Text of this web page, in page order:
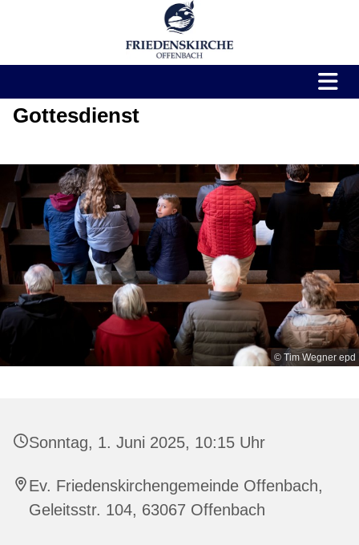
Gottesdienst
© Tim Wegner epd
Sonntag, 1. Juni 2025, 10:15 Uhr
Ev. Friedenskirchengemeinde Offenbach,
Geleitsstr. 104, 63067 Offenbach